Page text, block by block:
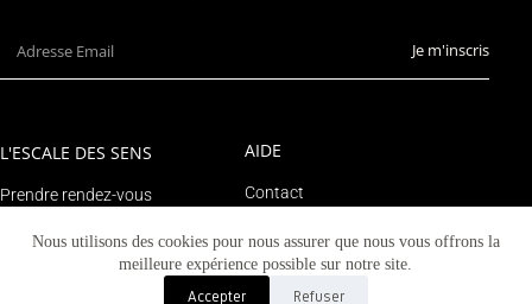
Nous utilisons des cookies pour nous assurer que nous vous offrons la
meilleure expérience possible sur notre site.
Accepter Refuser
Je m'inscris
L'ESCALE DES SENS
Prendre rendez-vous
Mon compte
AIDE
Contact